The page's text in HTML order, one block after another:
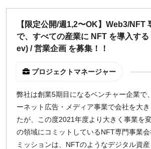
【限定公開/週1,2〜OK】Web3/NFT
で、すべての産業に NFT を導入す
ev) / 営業企画 を募集！！
プロジェクトマネージャー
弊社は創業5期目になるベンチャー企業で
ーネット広告・メディア事業で会社を大
たが、この度2021年度より大きく事業を
の領域にコミットしているNFT専門事業
ミッションは、NFTのようなデジタル資